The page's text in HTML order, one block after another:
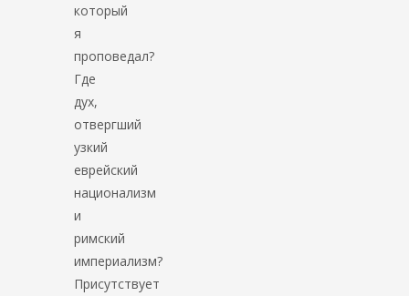
который
я
проповедал?
Где
дух,
отвергший
узкий
еврейский
национализм
и
римский
империализм?
Присутствует